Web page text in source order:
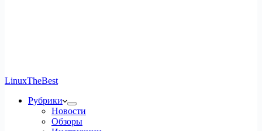
LinuxTheBest
Рубрики
Новости
Обзоры